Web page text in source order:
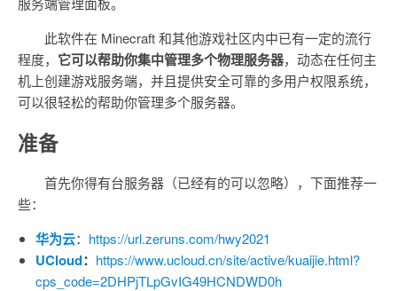
此软件在 Minecraft 和其他游戏社区内中已有一定的流行
程度， 它可以帮助你集中管理多个物理服务器，动态在任何主
机上创建游戏服务端，并且提供安全可靠的多用户权限系统，
可以很轻松的帮助你管理多个服务器。
准备
首先你得有台服务器（已经有的可以忽略），下面推荐一
些：
华为云： https://url.zeruns.com/hwy2021
UCloud： https://www.ucloud.cn/site/active/kuaijie.html?
cps_code=2DHPjTLpGvIG49HCNDWD0h